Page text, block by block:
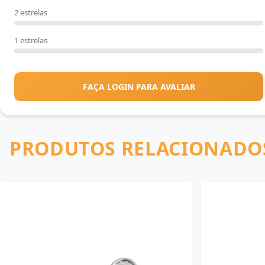
2 estrelas
1 estrelas
FAÇA LOGIN PARA AVALIAR
PRODUTOS